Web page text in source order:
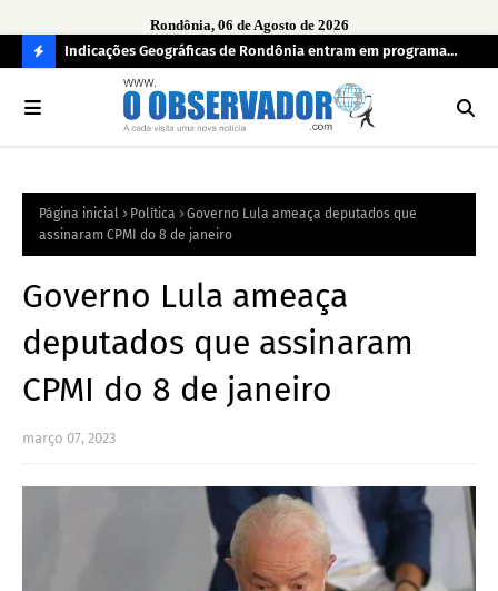
Rondônia, 06 de Agosto de 2026
O
R
Indicações Geográficas de Rondônia entram em programa
internacional para acelerar negócios
Página inicial Política
Governo Lula ameaça deputados que
assinaram CPMI do 8 de janeiro
Governo Lula ameaça
deputados que assinaram
CPMI do 8 de janeiro
março 07, 2023